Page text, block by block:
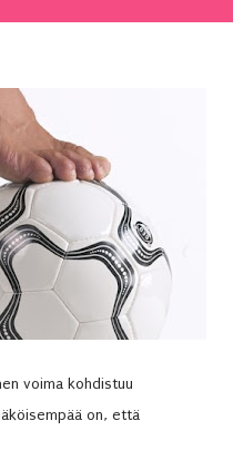
voima kohdistuu
on, että